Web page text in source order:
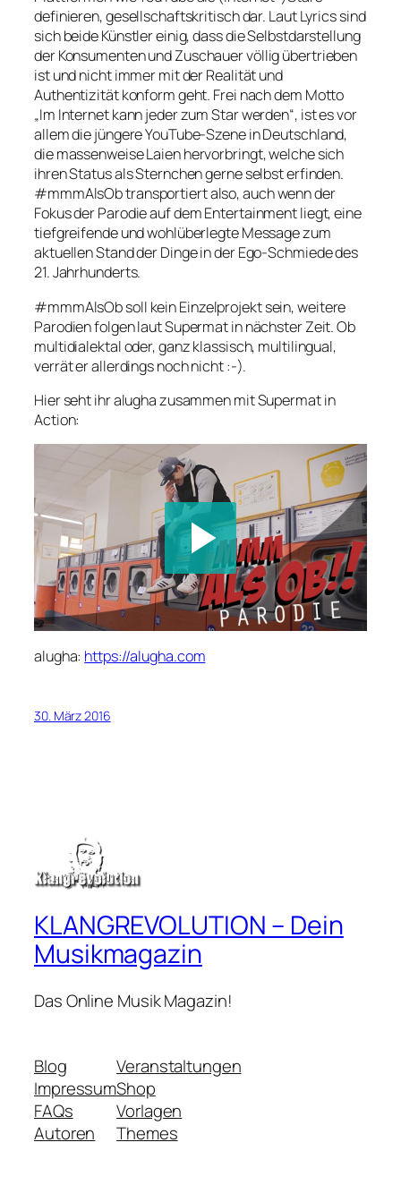
definieren, gesellschaftskritisch dar. Laut Lyrics sind
sich beide Künstler einig, dass die Selbstdarstellung
der Konsumenten und Zuschauer völlig übertrieben
ist und nicht immer mit der Realität und
Authentizität konform geht. Frei nach dem Motto
„Im Internet kann jeder zum Star werden“, ist es vor
allem die jüngere YouTube-Szene in Deutschland,
die massenweise Laien hervorbringt, welche sich
ihren Status als Sternchen gerne selbst erfinden.
#mmmAlsObtransportiert also, auch wenn der
Fokus der Parodie auf dem Entertainment liegt, eine
tiefgreifende und wohlüberlegte Message zum
aktuellen Stand der Dinge in der Ego-Schmiede des
21. Jahrhunderts.
#mmmAlsObsoll kein Einzelprojekt sein, weitere
Parodien folgen laut Supermat in nächster Zeit. Ob
multidialektal oder, ganz klassisch, multilingual,
verrät er allerdings noch nicht :-).
Hier seht ihr alugha zusammen mit Supermat in
Action:
alugha: https://alugha.com
30. März 2016
KLANGREVOLUTION – Dein
Musikmagazin
Das Online Musik Magazin!
Blog
Impressum
FAQs
Autoren
Veranstaltungen
Shop
Vorlagen
Themes